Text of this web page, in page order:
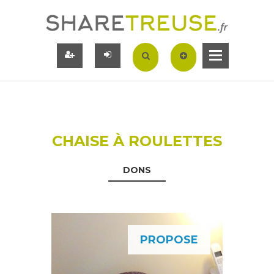
CHAISE À ROULETTES
DONS
PROPOSE